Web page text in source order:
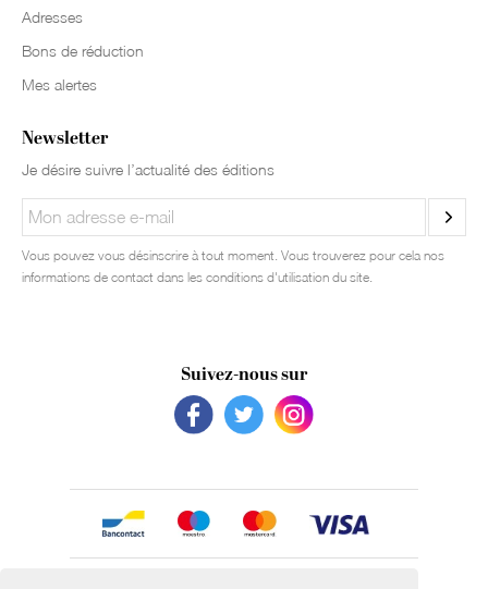
Adresses
Bons de réduction
Mes alertes
Newsletter
Je désire suivre l’actualité des éditions
Vous pouvez vous désinscrire à tout moment. Vous trouverez pour cela nos
informations de contact dans les conditions d'utilisation du site.
Suivez-nous sur